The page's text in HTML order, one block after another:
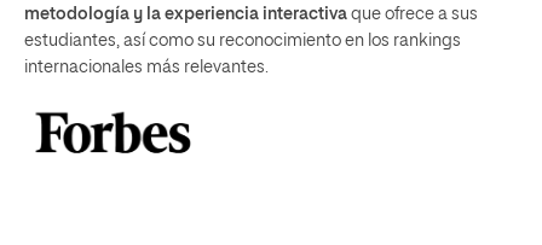
metodología y la experiencia interactiva que ofrece a sus
estudiantes, así como su reconocimiento en los rankings
internacionales más relevantes.